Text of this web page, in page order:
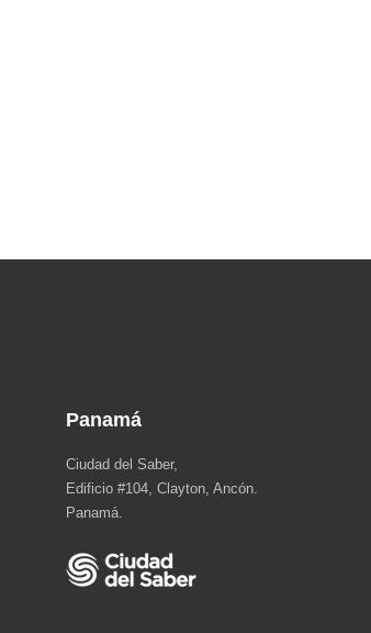
Panamá
Ciudad del Saber,
Edificio #104, Clayton, Ancón.
Panamá.